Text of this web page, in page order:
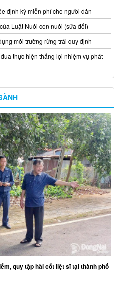
định kỳ miễn phí cho người dân
Luật Nuôi con nuôi (sửa đổi)
môi trường rừng trái quy định
thực hiện thắng lợi nhiệm vụ phát
quy tập hài cốt liệt sĩ tại thành phố